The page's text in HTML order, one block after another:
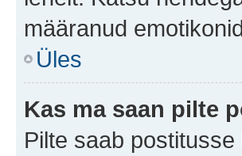
määranud
Üles
Kas ma saan pilte
Pilte saab